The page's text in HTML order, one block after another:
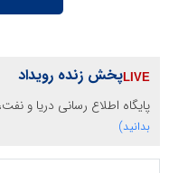
پخش زنده رویداد
پایگاه اطلاع رسانی دریا و
بدانید)